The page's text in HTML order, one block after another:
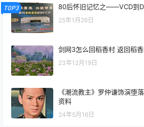
TOP3 80后怀旧记忆之——VCD到
25年1月26日
剑网3怎么回稻香村 返回稻
23年12月19日
《潮流教主》罗仲谦饰演堕
资料
24年5月16日